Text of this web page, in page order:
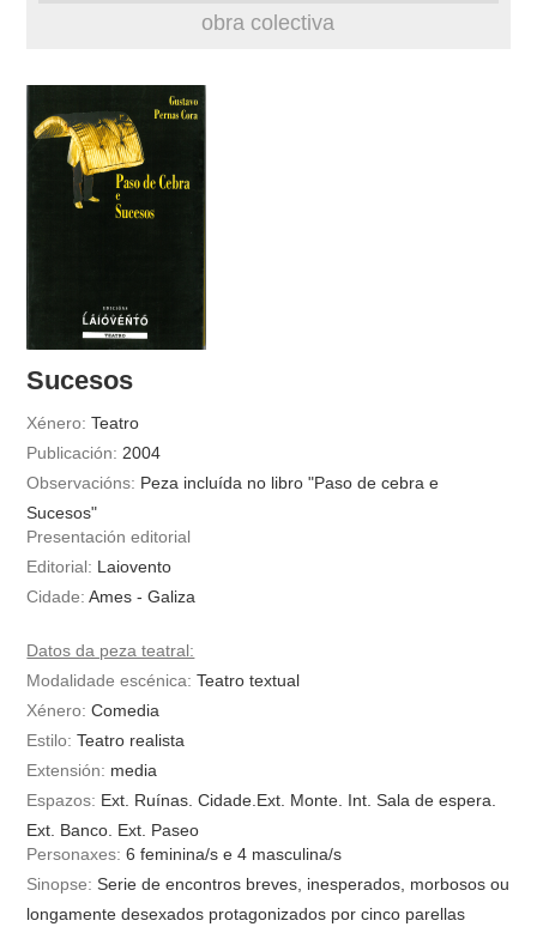
videoteca
outros docs
obra colectiva
Sucesos
Xénero: Teatro
Publicación: 2004
Observacións: Peza incluída no libro "Paso de cebra e
Sucesos"
Presentación editorial
Editorial: Laiovento
Cidade: Ames - Galiza
Datos da peza teatral:
Modalidade escénica: Teatro textual
Xénero: Comedia
Estilo: Teatro realista
Extensión: media
Espazos: Ext. Ruínas. Cidade.Ext. Monte. Int. Sala de espera.
Ext. Banco. Ext. Paseo
Personaxes: 6 feminina/s e4 masculina/s
Sinopse: Serie de encontros breves, inesperados, morbosos ou
longamente desexados protagonizados por cinco parellas